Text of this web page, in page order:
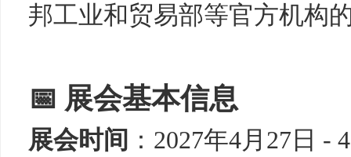
邦工业和贸易部等官方机构
📅 展会基本信息
展会时间 ：2027年4月27日 -